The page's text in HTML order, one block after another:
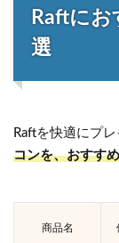
Raftに
選
Raftを快適にプ
コンを、おすす
商品名